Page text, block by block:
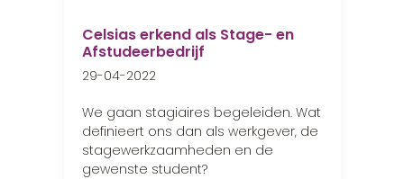
Celsias erkend als Stage- en
Afstudeerbedrijf
29-04-2022
We gaan stagiaires begeleiden. Wat
definieert ons dan als werkgever, de
stagewerkzaamheden en de
gewenste student?